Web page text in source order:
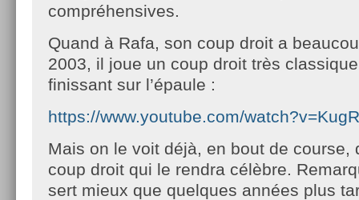
compréhensives.
Quand à Rafa, son coup droit a
2003, il joue un coup droit très
finissant sur l’épaule :
https://www.youtube.com/
Mais on le voit déjà, en bout de course,
coup droit qui le rendra célèbre.
sert mieux que quelques années plus